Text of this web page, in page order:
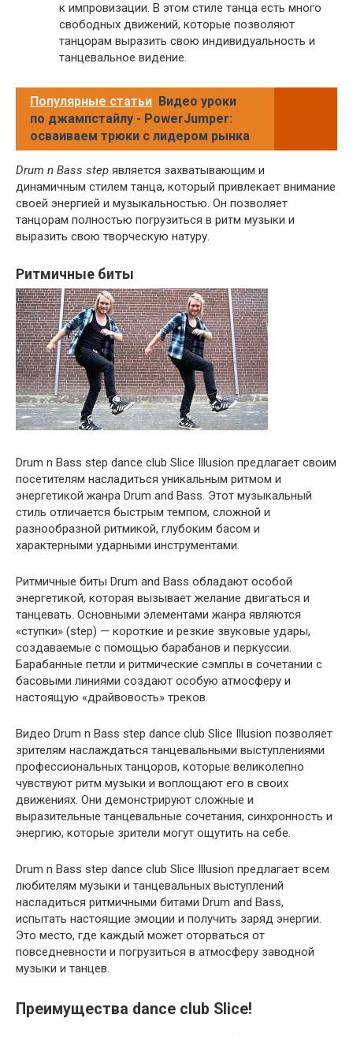
к импровизации. В этом стиле танца есть много
свободных движений, которые позволяют
танцорам выразить свою индивидуальность и
танцевальное видение.
Популярные статьи Видео уроки
по джампстайлу - PowerJumper:
осваиваем трюки с лидером рынка
Drum n Bass step является захватывающим и
динамичным стилем танца, который привлекает внимание
своей энергией и музыкальностью. Он позволяет
танцорам полностью погрузиться в ритм музыки и
выразить свою творческую натуру.
Ритмичные биты
Drum n Bass step dance club Slice Illusion предлагает своим
посетителям насладиться уникальным ритмом и
энергетикой жанра Drum and Bass. Этот музыкальный
стиль отличается быстрым темпом, сложной и
разнообразной ритмикой, глубоким басом и
характерными ударными инструментами.
Ритмичные биты Drum and Bass обладают особой
энергетикой, которая вызывает желание двигаться и
танцевать. Основными элементами жанра являются
«ступки» (step) — короткие и резкие звуковые удары,
создаваемые с помощью барабанов и перкуссии.
Барабанные петли и ритмические сэмплы в сочетании с
басовыми линиями создают особую атмосферу и
настоящую «драйвовость» треков.
Видео Drum n Bass step dance club Slice Illusion позволяет
зрителям наслаждаться танцевальными выступлениями
профессиональных танцоров, которые великолепно
чувствуют ритм музыки и воплощают его в своих
движениях. Они демонстрируют сложные и
выразительные танцевальные сочетания, синхронность и
энергию, которые зрители могут ощутить на себе.
Drum n Bass step dance club Slice Illusion предлагает всем
любителям музыки и танцевальных выступлений
насладиться ритмичными битами Drum and Bass,
испытать настоящие эмоции и получить заряд энергии.
Это место, где каждый может оторваться от
повседневности и погрузиться в атмосферу заводной
музыки и танцев.
Преимущества dance club Slice!